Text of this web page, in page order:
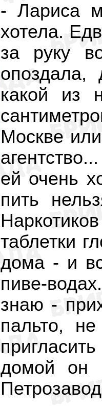
- Лариса
хотела.
за руку
опоздала,
какой из
Москве
ей очень
пить
таблетки
дома - и
пиве-
знаю -
пальто,
домой он